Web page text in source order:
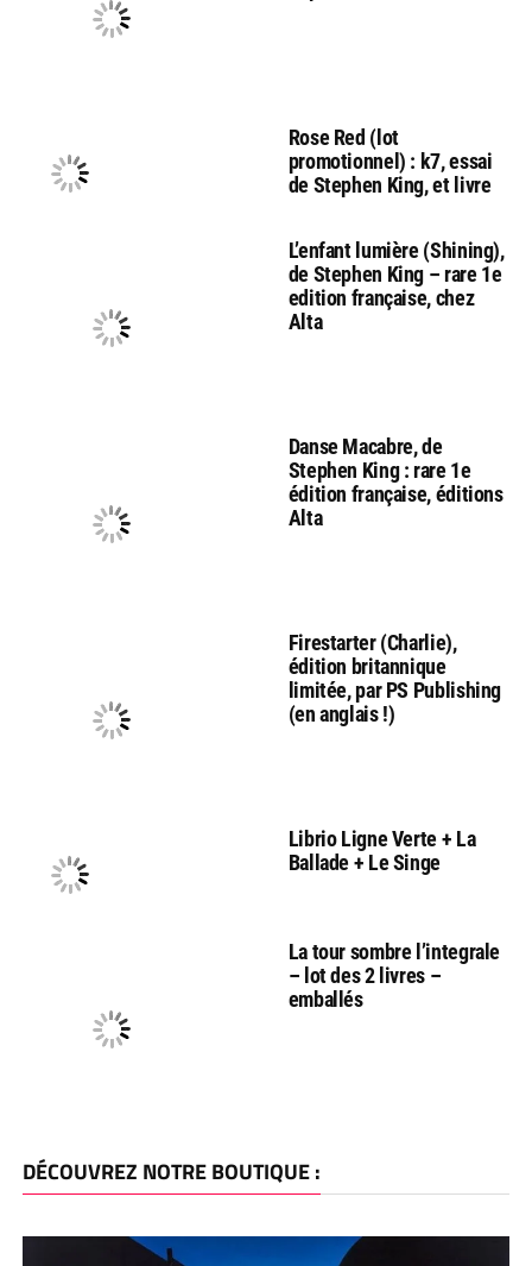
Rose Red (lot
promotionnel) : k7, essai
de Stephen King, et livre
L’enfant lumière (Shining),
de Stephen King – rare 1e
edition française, chez
Alta
Danse Macabre, de
Stephen King : rare 1e
édition française, éditions
Alta
Firestarter (Charlie),
édition britannique
limitée, par PS Publishing
(en anglais !)
Librio Ligne Verte + La
Ballade + Le Singe
La tour sombre l’integrale
– lot des 2 livres –
emballés
DÉCOUVREZ NOTRE BOUTIQUE :